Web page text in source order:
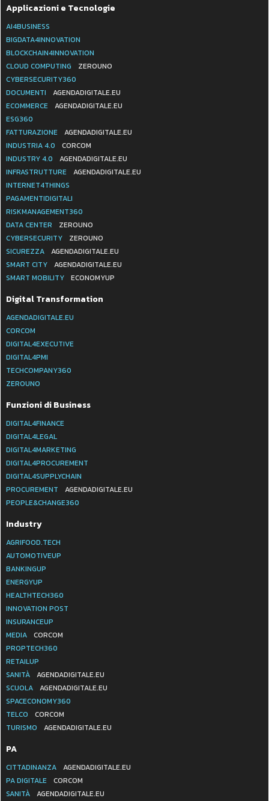
Applicazioni e Tecnologie
AI4BUSINESS
BIGDATA4INNOVATION
BLOCKCHAIN4INNOVATION
CLOUD COMPUTING
ZEROUNO
CYBERSECURITY360
DOCUMENTI
AGENDADIGITALE.EU
ECOMMERCE
AGENDADIGITALE.EU
ESG360
FATTURAZIONE
AGENDADIGITALE.EU
INDUSTRIA 4.0
CORCOM
INDUSTRY 4.0
AGENDADIGITALE.EU
INFRASTRUTTURE
AGENDADIGITALE.EU
INTERNET4THINGS
PAGAMENTIDIGITALI
RISKMANAGEMENT360
DATA CENTER
ZEROUNO
CYBERSECURITY
ZEROUNO
SICUREZZA
AGENDADIGITALE.EU
SMART CITY
AGENDADIGITALE.EU
SMART MOBILITY
ECONOMYUP
Digital Transformation
AGENDADIGITALE.EU
CORCOM
DIGITAL4EXECUTIVE
DIGITAL4PMI
TECHCOMPANY360
ZEROUNO
Funzioni di Business
DIGITAL4FINANCE
DIGITAL4LEGAL
DIGITAL4MARKETING
DIGITAL4PROCUREMENT
DIGITAL4SUPPLYCHAIN
PROCUREMENT
AGENDADIGITALE.EU
PEOPLE&CHANGE360
Industry
AGRIFOOD.TECH
AUTOMOTIVEUP
BANKINGUP
ENERGYUP
HEALTHTECH360
INNOVATION POST
INSURANCEUP
MEDIA
CORCOM
PROPTECH360
RETAILUP
SANITÀ
AGENDADIGITALE.EU
SCUOLA
AGENDADIGITALE.EU
SPACECONOMY360
TELCO
CORCOM
TURISMO
AGENDADIGITALE.EU
PA
CITTADINANZA
AGENDADIGITALE.EU
PA DIGITALE
CORCOM
SANITÀ
AGENDADIGITALE.EU